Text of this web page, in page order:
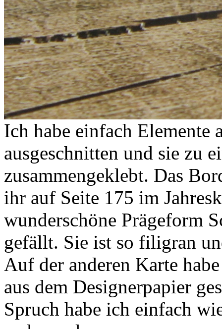
Ich habe einfach Elemente
ausgeschnitten und sie zu
zusammengeklebt. Das
ihr auf Seite 175 im
wunderschöne Prägeform
gefällt. Sie ist so filigran
Auf der anderen Karte
aus dem Designerpapier
Spruch habe ich einfach